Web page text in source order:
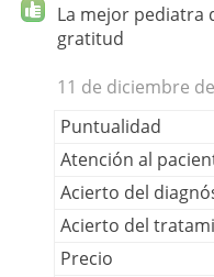
La mejor pediatra
gratitud
11 de diciembre
Puntualidad
Atención al
Acierto del
Acierto del
Precio